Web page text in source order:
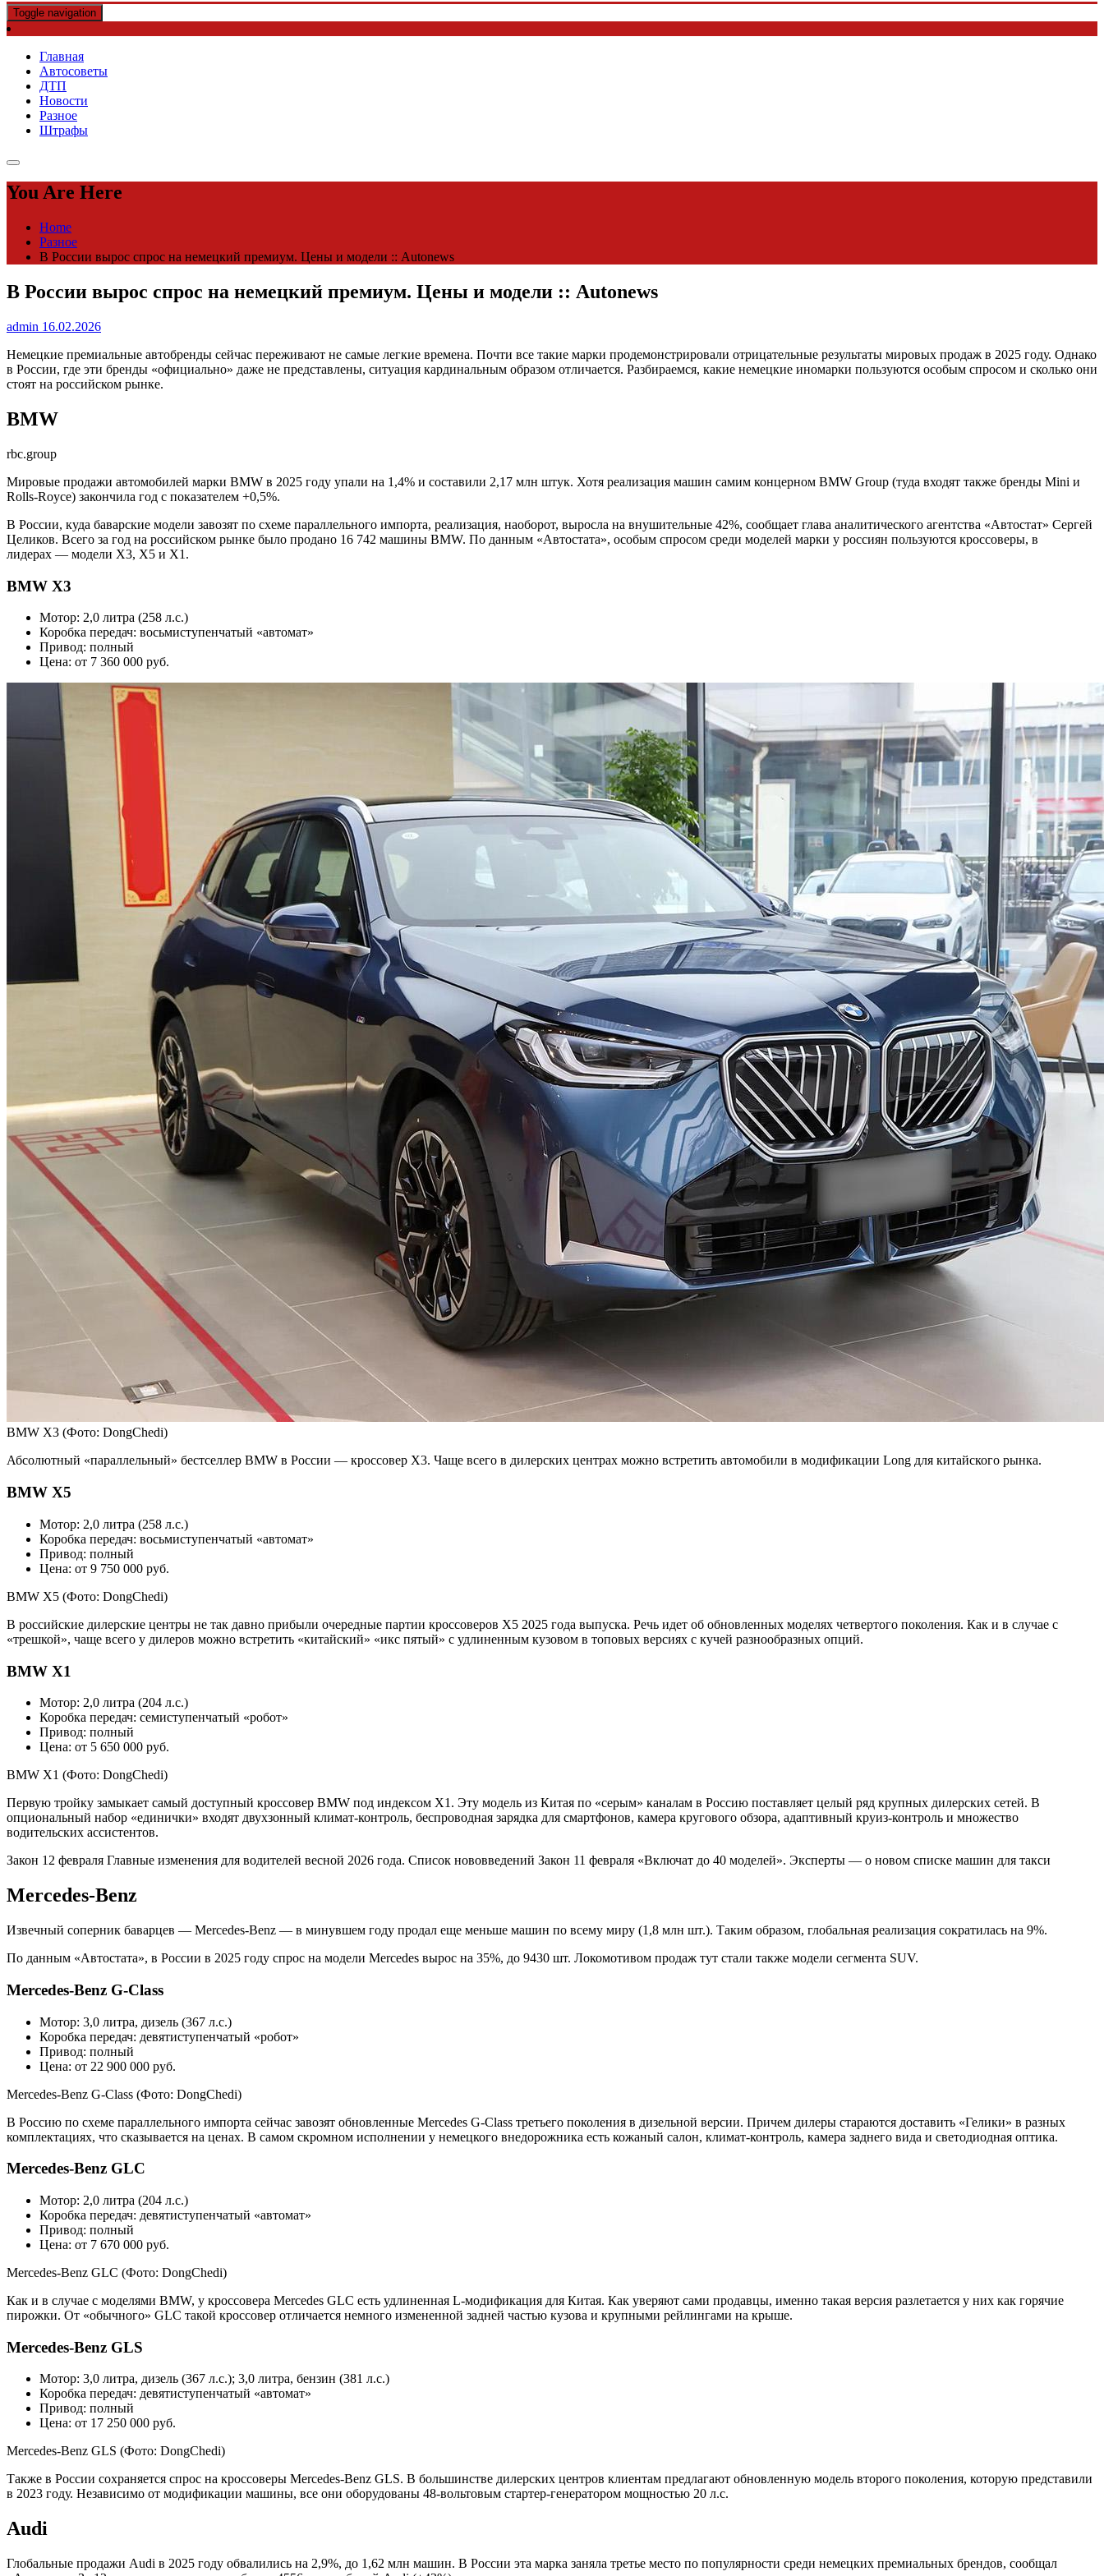
Toggle navigation
Главная
Автосоветы
ДТП
Новости
Разное
Штрафы
You Are Here
Home
Разное
В России вырос спрос на немецкий премиум. Цены и модели :: Autonews
В России вырос спрос на немецкий премиум. Цены и модели :: Autonews
admin 16.02.2026
Немецкие премиальные автобренды сейчас переживают не самые легкие времена. Почти все такие марки продемонстрировали отрицательные результаты мировых продаж в 2025 году. Однако
в России, где эти бренды «официально» даже не представлены, ситуация кардинальным образом отличается. Разбираемся, какие немецкие иномарки пользуются особым спросом и сколько они
стоят на российском рынке.
BMW
rbc.group
Мировые продажи автомобилей марки BMW в 2025 году упали на 1,4% и составили 2,17 млн штук. Хотя реализация машин самим концерном BMW Group (туда входят также бренды Mini и
Rolls-Royce) закончила год с показателем +0,5%.
В России, куда баварские модели завозят по схеме параллельного импорта, реализация, наоборот, выросла на внушительные 42%, сообщает глава аналитического агентства «Автостат» Сергей
Целиков. Всего за год на российском рынке было продано 16 742 машины BMW. По данным «Автостата», особым спросом среди моделей марки у россиян пользуются кроссоверы, в
лидерах — модели Х3, Х5 и Х1.
BMW X3
Мотор: 2,0 литра (258 л.с.)
Коробка передач: восьмиступенчатый «автомат»
Привод: полный
Цена: от 7 360 000 руб.
BMW X3 (Фото: DongChedi)
Абсолютный «параллельный» бестселлер BMW в России — кроссовер X3. Чаще всего в дилерских центрах можно встретить автомобили в модификации Long для китайского рынка.
BMW X5
Мотор: 2,0 литра (258 л.с.)
Коробка передач: восьмиступенчатый «автомат»
Привод: полный
Цена: от 9 750 000 руб.
BMW X5 (Фото: DongChedi)
В российские дилерские центры не так давно прибыли очередные партии кроссоверов X5 2025 года выпуска. Речь идет об обновленных моделях четвертого поколения. Как и в случае с
«трешкой», чаще всего у дилеров можно встретить «китайский» «икс пятый» с удлиненным кузовом в топовых версиях с кучей разнообразных опций.
BMW X1
Мотор: 2,0 литра (204 л.с.)
Коробка передач: семиступенчатый «робот»
Привод: полный
Цена: от 5 650 000 руб.
BMW X1 (Фото: DongChedi)
Первую тройку замыкает самый доступный кроссовер BMW под индексом X1. Эту модель из Китая по «серым» каналам в Россию поставляет целый ряд крупных дилерских сетей. В
опциональный набор «единички» входят двухзонный климат-контроль, беспроводная зарядка для смартфонов, камера кругового обзора, адаптивный круиз-контроль и множество
водительских ассистентов.
Закон 12 февраля Главные изменения для водителей весной 2026 года. Список нововведений Закон 11 февраля «Включат до 40 моделей». Эксперты — о новом списке машин для такси
Mercedes-Benz
Извечный соперник баварцев — Mercedes-Benz — в минувшем году продал еще меньше машин по всему миру (1,8 млн шт.). Таким образом, глобальная реализация сократилась на 9%.
По данным «Автостата», в России в 2025 году спрос на модели Mercedes вырос на 35%, до 9430 шт. Локомотивом продаж тут стали также модели сегмента SUV.
Mercedes-Benz G-Class
Мотор: 3,0 литра, дизель (367 л.с.)
Коробка передач: девятиступенчатый «робот»
Привод: полный
Цена: от 22 900 000 руб.
Mercedes-Benz G-Class (Фото: DongChedi)
В Россию по схеме параллельного импорта сейчас завозят обновленные Mercedes G-Class третьего поколения в дизельной версии. Причем дилеры стараются доставить «Гелики» в разных
комплектациях, что сказывается на ценах. В самом скромном исполнении у немецкого внедорожника есть кожаный салон, климат-контроль, камера заднего вида и светодиодная оптика.
Mercedes-Benz GLC
Мотор: 2,0 литра (204 л.с.)
Коробка передач: девятиступенчатый «автомат»
Привод: полный
Цена: от 7 670 000 руб.
Mercedes-Benz GLC (Фото: DongChedi)
Как и в случае с моделями BMW, у кроссовера Mercedes GLC есть удлиненная L-модификация для Китая. Как уверяют сами продавцы, именно такая версия разлетается у них как горячие
пирожки. От «обычного» GLC такой кроссовер отличается немного измененной задней частью кузова и крупными рейлингами на крыше.
Mercedes-Benz GLS
Мотор: 3,0 литра, дизель (367 л.с.); 3,0 литра, бензин (381 л.с.)
Коробка передач: девятиступенчатый «автомат»
Привод: полный
Цена: от 17 250 000 руб.
Mercedes-Benz GLS (Фото: DongChedi)
Также в России сохраняется спрос на кроссоверы Mercedes-Benz GLS. В большинстве дилерских центров клиентам предлагают обновленную модель второго поколения, которую представили
в 2023 году. Независимо от модификации машины, все они оборудованы 48-вольтовым стартер-генератором мощностью 20 л.с.
Audi
Глобальные продажи Audi в 2025 году обвалились на 2,9%, до 1,62 млн машин. В России эта марка заняла третье место по популярности среди немецких премиальных брендов, сообщал